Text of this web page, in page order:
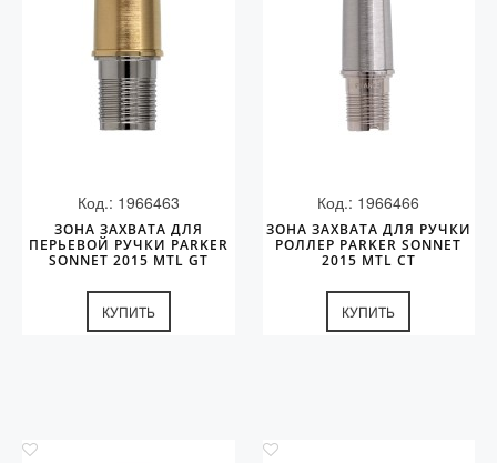
Код.: 1966463
ЗОНА ЗАХВАТА ДЛЯ
ПЕРЬЕВОЙ РУЧКИ PARKER
SONNET 2015 MTL GT
КУПИТЬ
Код.: 1966466
ЗОНА ЗАХВАТА ДЛЯ РУЧКИ
РОЛЛЕР PARKER SONNET
2015 MTL СT
КУПИТЬ